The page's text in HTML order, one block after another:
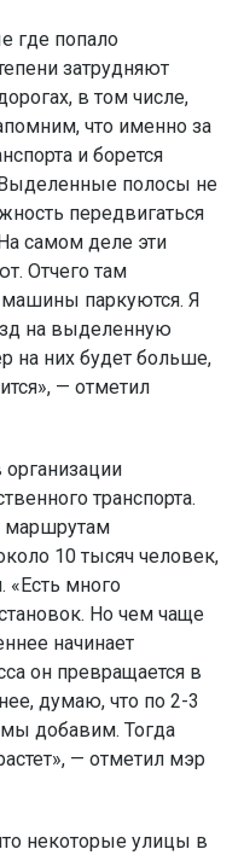
где попало
затрудняют
в том числе,
что именно за
и борется
полосы не
передвигаться
самом деле эти
Отчего там
машины паркуются. Я
на выделенную
на них будет больше,
— отметил
транспорта.
маршрутам
10 тысяч человек,
«Есть много
Но чем чаще
начинает
он превращается в
думаю, что по 2-3
мы добавим. Тогда
— отметил мэр
некоторые улицы в